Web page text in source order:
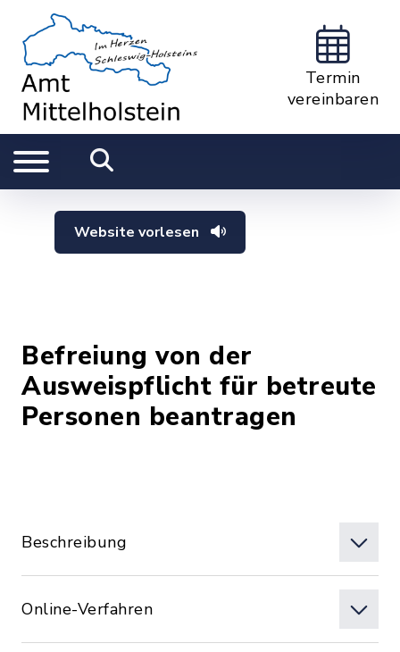
Termin
vereinbaren
Website vorlesen
Befreiung von der
Ausweispflicht für betreute
Personen beantragen
Beschreibung
Online-Verfahren